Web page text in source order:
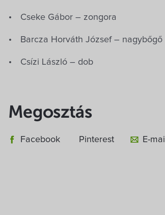
Cseke Gábor – zongora
Barcza Horváth József – nagybőgő
Csízi László – dob
Megosztás
Facebook Pinterest E-mail